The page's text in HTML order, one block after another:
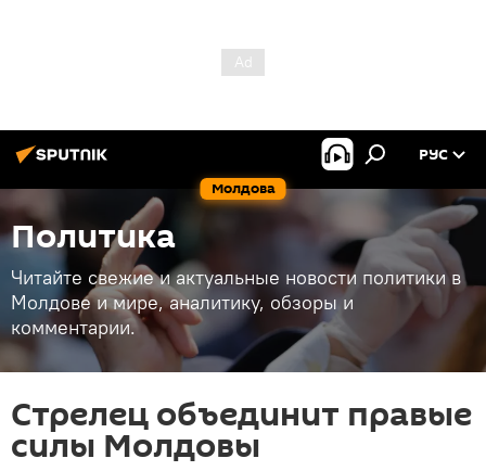
Молдова
РУС
Политика
Читайте свежие и актуальные новости политики в
Молдове и мире, аналитику, обзоры и
комментарии.
Стрелец объединит правые
силы Молдовы